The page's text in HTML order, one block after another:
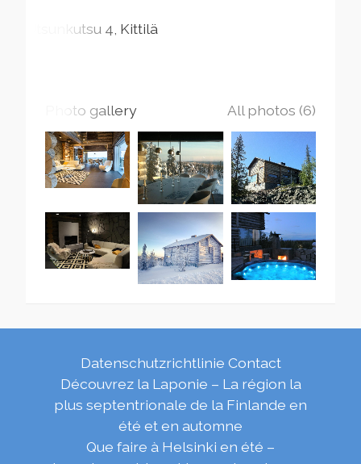
Utsunkutsu 4 Kittilä
Photo gallery All photos (6)
Datenschutzrichtlinie Contact
Découvrez la Laponie – La région la
plus septentrionale de la Finlande en
été et en automne
Que faire à Helsinki en été –